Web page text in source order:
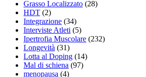
Grasso Localizzato (28)
HDT (2)
Integrazione (34)
Interviste Atleti (5)
Ipertrofia Muscolare (232)
Longevità (31)
Lotta al Doping (14)
Mal di schiena (97)
menopausa (4)